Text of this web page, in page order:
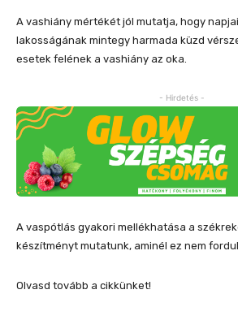
A vashiány mértékét jól mutatja, hogy
lakosságának mintegy harmada küzd
esetek felének a vashiány az oka.
- Hirdetés -
A vaspótlás gyakori mellékhatása a
készítményt mutatunk, aminél ez nem
Olvasd tovább a cikkünket!